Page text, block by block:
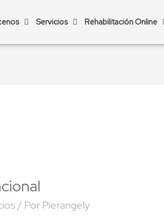
Servicios Rehabilitación Online
/ PorPierangely